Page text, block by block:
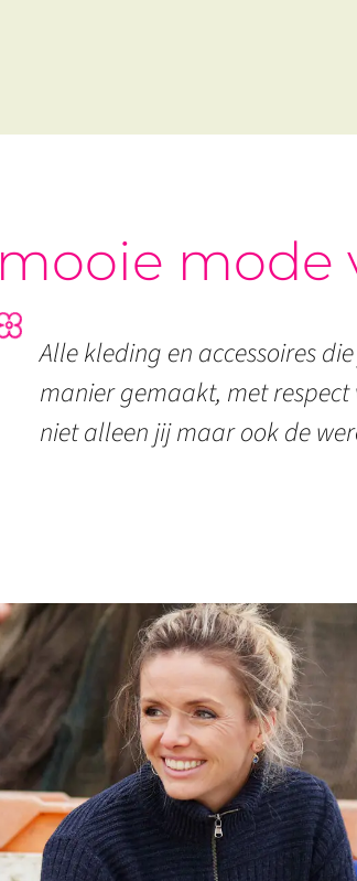
mooie mode
Alle kleding en accessoires
manier gemaakt, met
niet alleen jij maar ook de